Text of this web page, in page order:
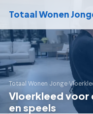
Totaal Wonen
Totaal Wonen Jonge›
Vloerkleed voor
en speels